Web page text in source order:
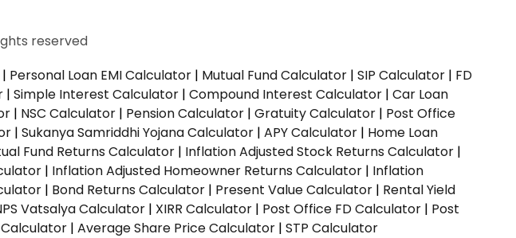
reserved
| Personal Loan EMI Calculator | Mutual Fund Calculator | SIP Calculator | FD
| Simple Interest Calculator | Compound Interest Calculator | Car Loan
| NSC Calculator | Pension Calculator | Gratuity Calculator | Post Office
| Sukanya Samriddhi Yojana Calculator | APY Calculator | Home Loan
Fund Returns Calculator | Inflation Adjusted Stock Returns Calculator |
| Inflation Adjusted Homeowner Returns Calculator | Inflation
| Bond Returns Calculator | Present Value Calculator | Rental Yield
Vatsalya Calculator | XIRR Calculator | Post Office FD Calculator | Post
Calculator | Average Share Price Calculator | STP Calculator